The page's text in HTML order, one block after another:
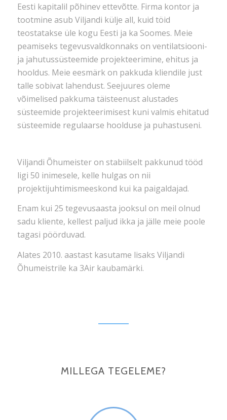
Eesti kapitalil põhinev ettevõtte. Firma kontor ja
tootmine asub Viljandi külje all, kuid töid
teostatakse üle kogu Eesti ja ka Soomes. Meie
peamiseks tegevusvaldkonnaks on ventilatsiooni-
ja jahutussüsteemide projekteerimine, ehitus ja
hooldus. Meie eesmärk on pakkuda kliendile just
talle sobivat lahendust. Seejuures oleme
võimelised pakkuma täisteenust alustades
süsteemide projekteerimisest kuni valmis ehitatud
süsteemide regulaarse hoolduse ja puhastuseni.
Viljandi Õhumeister on stabiilselt pakkunud tööd
ligi 50 inimesele, kelle hulgas on nii
projektijuhtimismeeskond kui ka paigaldajad.
Enam kui 25 tegevusaasta jooksul on meil olnud
sadu kliente, kellest paljud ikka ja jälle meie poole
tagasi pöörduvad.
Alates 2010. aastast kasutame lisaks Viljandi
Õhumeistrile ka 3Air kaubamärki.
MILLEGA TEGELEME?